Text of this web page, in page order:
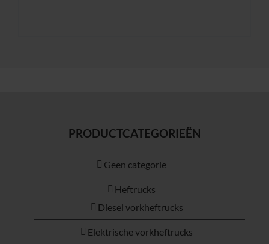
PRODUCTCATEGORIEËN
Geen categorie
Heftrucks
Diesel vorkheftrucks
Elektrische vorkheftrucks